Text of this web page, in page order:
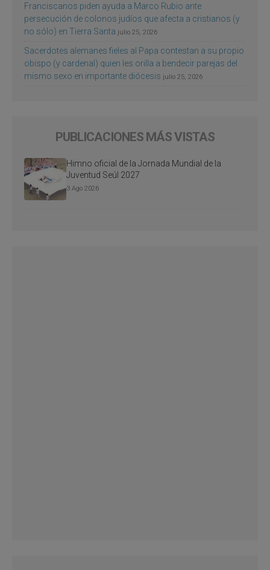
Franciscanos piden ayuda a Marco Rubio ante
persecución de colonos judíos que afecta a cristianos (y
no sólo) en Tierra Santa julio 25, 2026
Sacerdotes alemanes fieles al Papa contestan a su propio
obispo (y cardenal) quien les orilla a bendecir parejas del
mismo sexo en importante diócesis julio 25, 2026
PUBLICACIONES MÁS VISTAS
Himno oficial de la Jornada Mundial de la
Juventud Seúl 2027
3 Ago 2026